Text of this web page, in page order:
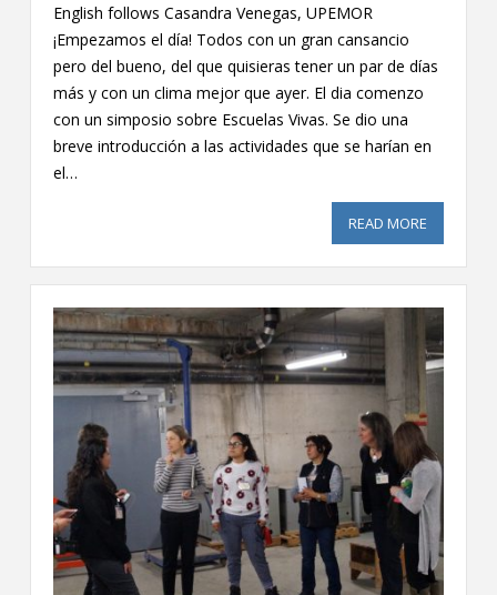
English follows Casandra Venegas, UPEMOR
¡Empezamos el día! Todos con un gran cansancio
pero del bueno, del que quisieras tener un par de días
más y con un clima mejor que ayer. El dia comenzo
con un simposio sobre Escuelas Vivas. Se dio una
breve introducción a las actividades que se harían en
el…
READ MORE